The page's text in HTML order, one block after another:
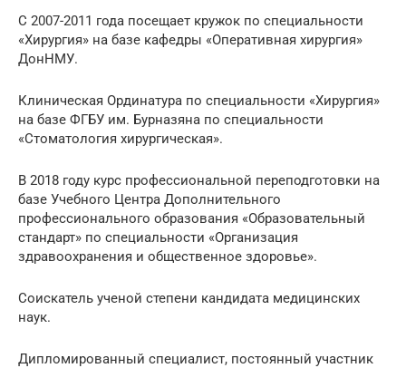
С 2007-2011 года посещает кружок по специальности
«Хирургия» на базе кафедры «Оперативная хирургия»
ДонНМУ.
Клиническая Ординатура по специальности «Хирургия»
на базе ФГБУ им. Бурназяна по специальности
«Стоматология хирургическая».
В 2018 году курс профессиональной переподготовки на
базе Учебного Центра Дополнительного
профессионального образования «Образовательный
стандарт» по специальности «Организация
здравоохранения и общественное здоровье».
Соискатель ученой степени кандидата медицинских
наук.
Дипломированный специалист, постоянный участник